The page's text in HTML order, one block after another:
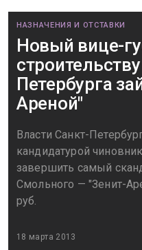
НАЗНАЧЕНИЯ И ОТСТАВКИ
Новый вице-
Петербурга
Ареной"
Власти Санкт-
кандидатурой
завершить самый
Смольного — "Зенит-
руб.
18 марта 2013